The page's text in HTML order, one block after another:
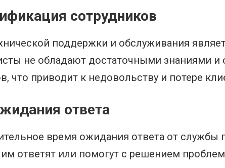
сотрудников
поддержки и обслуживания
не обладают достаточными знаниями
что приводит к недовольству и потере
ответа
время ожидания ответа от
ответят или помогут с решением